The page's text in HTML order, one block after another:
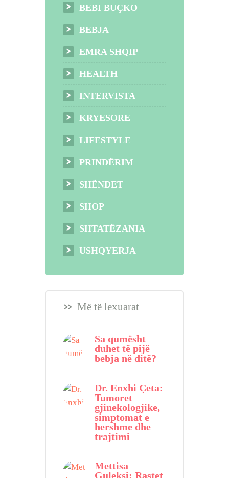
BEBI BUÇKO
BEBJA
EMRA SHQIP
HEALTH
INTERVISTA
KRYESORE
LIFESTYLE
PRINDËRIM
SHËNDET
SHOP
SHTATËZANIA
USHQYERJA
Më të lexuarat
Sa qumësht
duhet të pijë
bebja në ditë?
Dr. Enxhi Çeta:
Tumoret
gjinekologjike,
simptomat e
hershme dhe
trajtimi
Mettisa
Guleksi: Rastet